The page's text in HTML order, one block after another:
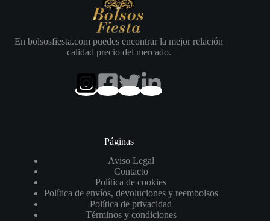
En bolsosfiesta.com puedes encontrar la mejor relación
calidad precio del mercado.
Páginas
Aviso Legal
Contacto
Política de cookies
Política de envíos, devoluciones y reembolsos
Política de privacidad
Términos y condiciones